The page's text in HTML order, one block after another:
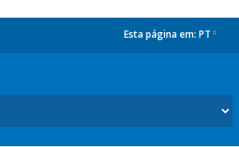
Esta página em: PT